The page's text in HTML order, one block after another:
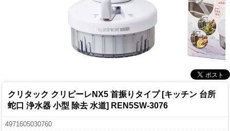
クリタック クリピーレNX5 首振りタイプ [キッチン 台所
蛇口 浄水器 小型 除去 水道] REN5SW-3076
4971605030760